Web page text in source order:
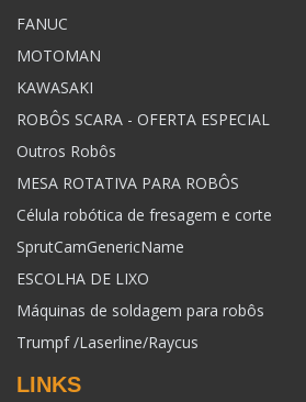
FANUC
MOTOMAN
KAWASAKI
ROBÔS SCARA - OFERTA ESPECIAL
Outros Robôs
MESA ROTATIVA PARA ROBÔS
Célula robótica de fresagem e corte
SprutCamGenericName
ESCOLHA DE LIXO
Máquinas de soldagem para robôs
Trumpf /Laserline/Raycus
LINKS